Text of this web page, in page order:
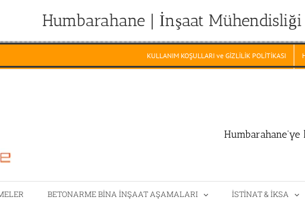
Humbarahane | İnşaat Mühendisliği
KULLANIM KOŞULLARI ve GİZLİLİK POLİTİKASI
Humbarahane'ye
BETONARME BİNA İNŞAAT AŞAMALARI İSTİNAT & İKSA